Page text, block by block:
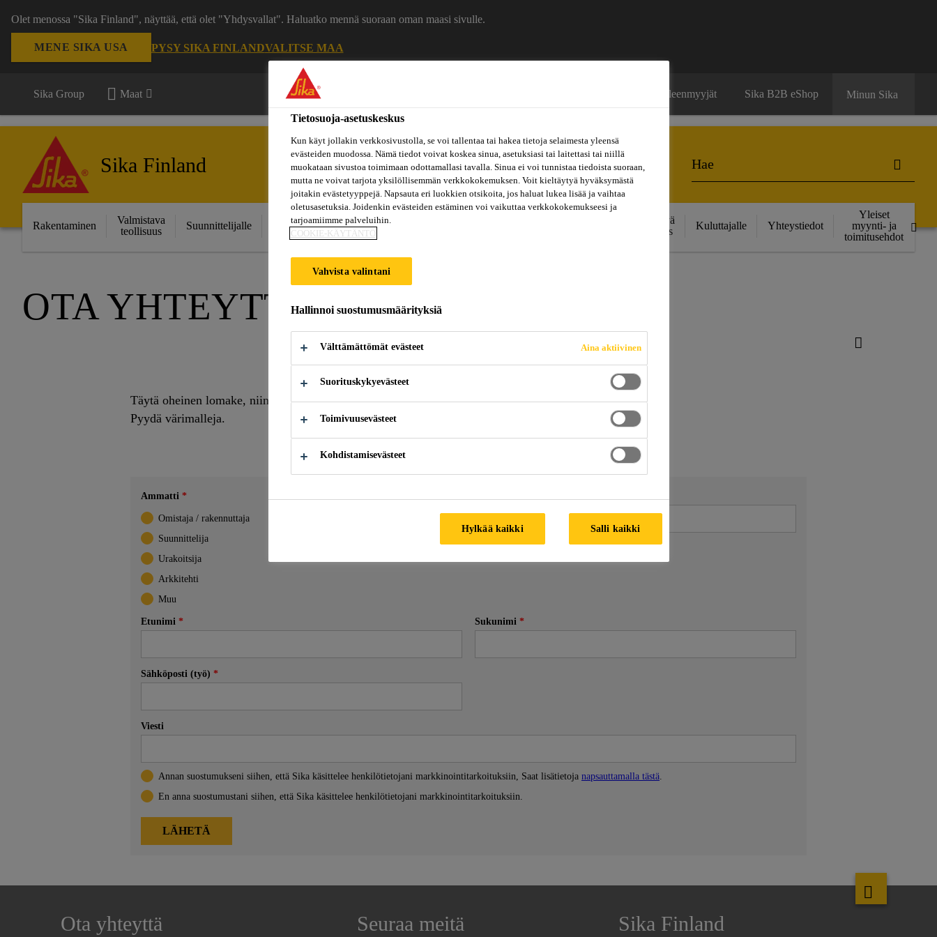
Olet menossa "Sika Finland", näyttää, että olet "Yhdysvallat". Haluatko mennä suoraan oman maasi sivulle.
MENE SIKA USA PYSY SIKA FINLANDVALITSE MAA
Sika Group Maat Jälleenmyyjät Sika B2B eShop Minun Sika
Sika Finland
Rakentaminen
Valmistava
teollisuus
Suunnittelijalle
Ratkaisut
projekteihin
Referenssit
Kestävä
kehitys
Kuluttajalle Yhteystiedot
Yleiset
myynti- ja
toimitusehdot
OTA YHTEYTTÄ
Täytä oheinen lomake, niin otamme sinuun yhteyttä mahdollisimman pian.
Pyydä värimalleja.
Ota yhteyttä Seuraa meitä Sika Finland
Tietosuoja-asetuskeskus
Kun käyt jollakin verkkosivustolla, se voi tallentaa tai hakea tietoja selaimesta yleensä
evästeiden muodossa. Nämä tiedot voivat koskea sinua, asetuksiasi tai laitettasi tai niillä
muokataan sivustoa toimimaan odottamallasi tavalla. Sinua ei voi tunnistaa tiedoista suoraan,
mutta ne voivat tarjota yksilöllisemmän verkkokokemuksen. Voit kieltäytyä hyväksymästä
joitakin evästetyyppejä. Napsauta eri luokkien otsikoita, jos haluat lukea lisää ja vaihtaa
oletusasetuksia. Joidenkin evästeiden estäminen voi vaikuttaa verkkokokemukseesi ja
tarjoamiimme palveluihin.
COOKIE-KÄYTÄNTÖ
Vahvista valintani
Hallinnoi suostumusmäärityksiä
Välttämättömät evästeet Aina aktiivinen
Suorituskykyevästeet
Toimivuusevästeet
Kohdistamisevästeet
Hylkää kaikki Salli kaikki